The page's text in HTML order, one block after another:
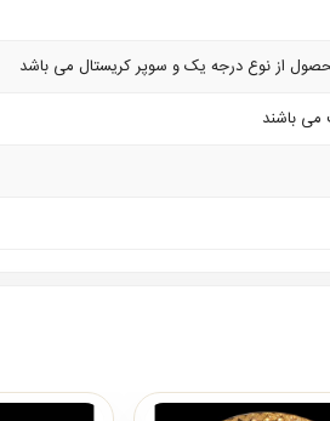
از نوع درجه یک و سوپر کریستال می باشد